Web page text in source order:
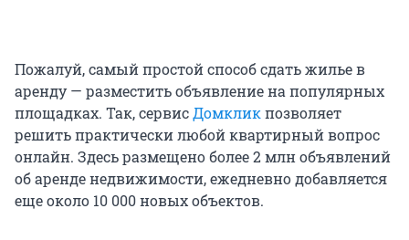
Пожалуй, самый простой способ сдать жилье в
аренду — разместить объявление на популярных
площадках. Так, сервисДомкликпозволяет
решить практически любой квартирный вопрос
онлайн. Здесь размещено более 2 млн объявлений
об аренде недвижимости, ежедневно добавляется
еще около 10 000 новых объектов.